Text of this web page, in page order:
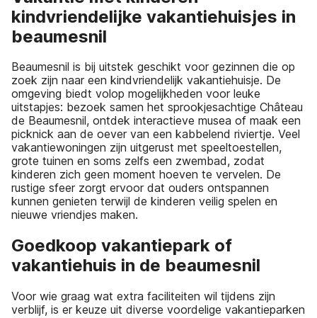
kindvriendelijke vakantiehuisjes in
beaumesnil
Beaumesnil is bij uitstek geschikt voor gezinnen die op
zoek zijn naar een kindvriendelijk vakantiehuisje. De
omgeving biedt volop mogelijkheden voor leuke
uitstapjes: bezoek samen het sprookjesachtige Château
de Beaumesnil, ontdek interactieve musea of maak een
picknick aan de oever van een kabbelend riviertje. Veel
vakantiewoningen zijn uitgerust met speeltoestellen,
grote tuinen en soms zelfs een zwembad, zodat
kinderen zich geen moment hoeven te vervelen. De
rustige sfeer zorgt ervoor dat ouders ontspannen
kunnen genieten terwijl de kinderen veilig spelen en
nieuwe vriendjes maken.
Goedkoop vakantiepark of
vakantiehuis in de beaumesnil
Voor wie graag wat extra faciliteiten wil tijdens zijn
verblijf, is er keuze uit diverse voordelige vakantieparken